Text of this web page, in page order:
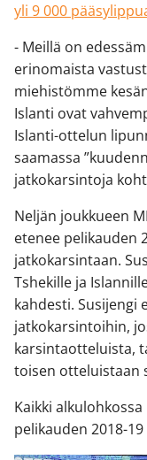
yli 9 000
- Meillä on
erinomaista
miehistömme
Islanti ovat
Islanti-ottelun
saamassa
jatkokarsintoja
Neljän joukkueen
etenee pelikauden
jatkokarsintaan.
Tshekille ja
kahdesti. Susijengi
jatkokarsintoihin,
karsintaotteluista,
toisen otteluistaan
Kaikki
pelikauden 2018-